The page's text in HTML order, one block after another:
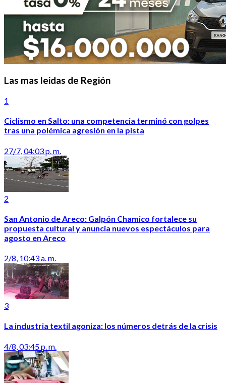
Las mas leidas de Región
1
Ciclismo en Salto: una competencia terminó con golpes
tras una polémica agresión en la pista
27/7, 04:03 p. m.
2
San Antonio de Areco: Galpón Chamico fortalece su
propuesta cultural y anuncia nuevos espectáculos para
agosto en Areco
2/8, 10:43 a. m.
3
La industria textil agoniza: los números detrás de la crisis
4/8, 03:45 p. m.